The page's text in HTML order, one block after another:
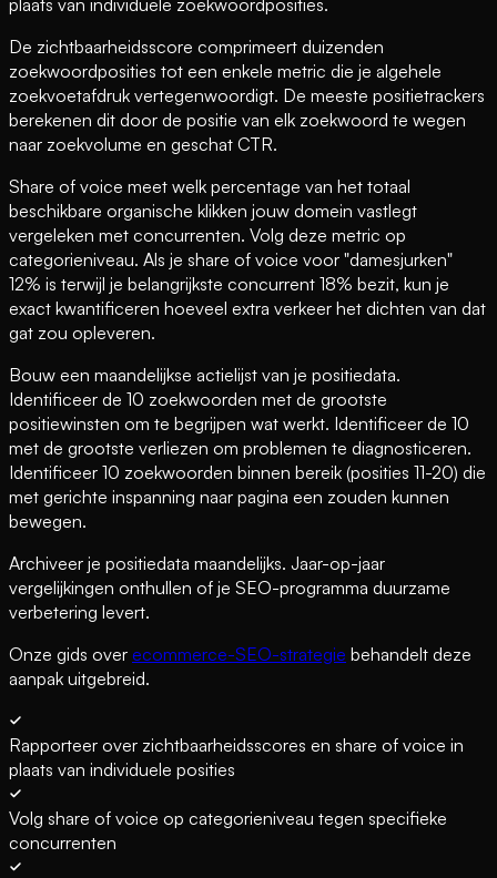
De zichtbaarheidsscore comprimeert duizenden
zoekwoordposities tot een enkele metric die je algehele
zoekvoetafdruk vertegenwoordigt. De meeste positietrackers
berekenen dit door de positie van elk zoekwoord te wegen
naar zoekvolume en geschat CTR.
Share of voice meet welk percentage van het totaal
beschikbare organische klikken jouw domein vastlegt
vergeleken met concurrenten. Volg deze metric op
categorieniveau. Als je share of voice voor "damesjurken"
12% is terwijl je belangrijkste concurrent 18% bezit, kun je
exact kwantificeren hoeveel extra verkeer het dichten van dat
gat zou opleveren.
Bouw een maandelijkse actielijst van je positiedata.
Identificeer de 10 zoekwoorden met de grootste
positiewinsten om te begrijpen wat werkt. Identificeer de 10
met de grootste verliezen om problemen te diagnosticeren.
Identificeer 10 zoekwoorden binnen bereik (posities 11-20) die
met gerichte inspanning naar pagina een zouden kunnen
bewegen.
Archiveer je positiedata maandelijks. Jaar-op-jaar
vergelijkingen onthullen of je SEO-programma duurzame
verbetering levert.
Onze gids over ecommerce-SEO-strategie behandelt deze
aanpak uitgebreid.
Rapporteer over zichtbaarheidsscores en share of voice in
plaats van individuele posities
Volg share of voice op categorieniveau tegen specifieke
concurrenten